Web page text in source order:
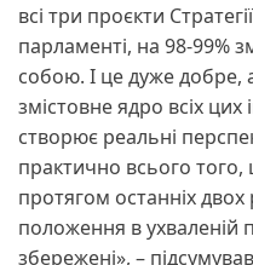
всі три проєкти
парламенті, на 98-99%
собою. І це дуже
змістовне ядро всіх цих
створює реальні
практично всього
протягом останніх двох
положення в ухваленій
збережені», –